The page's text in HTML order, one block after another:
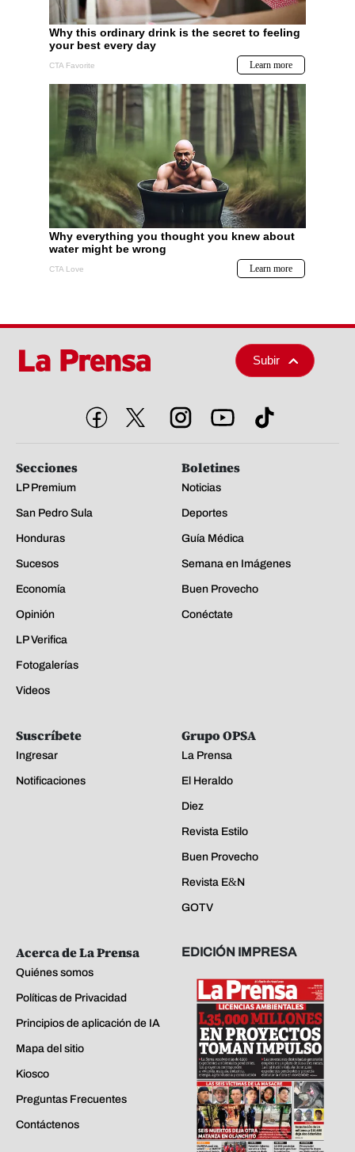
Subir
Secciones
LP Premium
San Pedro Sula
Honduras
Sucesos
Economía
Opinión
LP Verifica
Fotogalerías
Videos
Boletines
Noticias
Deportes
Guía Médica
Semana en Imágenes
Buen Provecho
Conéctate
Suscríbete
Ingresar
Notificaciones
Grupo OPSA
La Prensa
El Heraldo
Diez
Revista Estilo
Buen Provecho
Revista E&N
GOTV
Acerca de La Prensa
Quiénes somos
Políticas de Privacidad
Principios de aplicación de IA
Mapa del sitio
Kiosco
Preguntas Frecuentes
Contáctenos
EDICIÓN IMPRESA